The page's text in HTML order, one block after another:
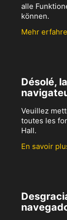
alle
können.
Mehr
Désolé,
Veuillez
toutes les
Hall.
En savoir